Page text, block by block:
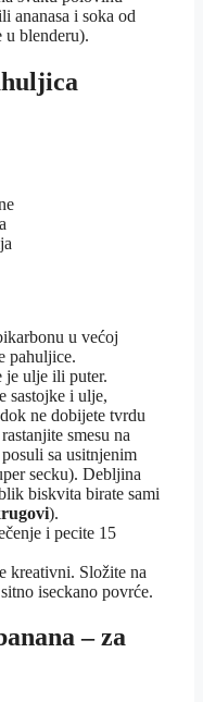
ananasa i soka od
u blenderu).
u većoj
pahuljice.
je ulje ili puter.
sastojke i ulje,
ne dobijete tvrdu
smesu na
sa usitnjenim
secku). Debljina
biskvita birate sami
).
i pecite 15
kreativni. Složite na
iseckano povrće.
– za